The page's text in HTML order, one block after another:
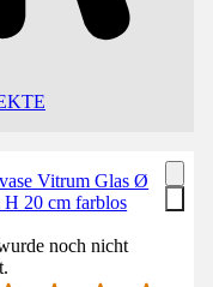
Vitrum Glas Ø
H 20 cm farblos
noch nicht